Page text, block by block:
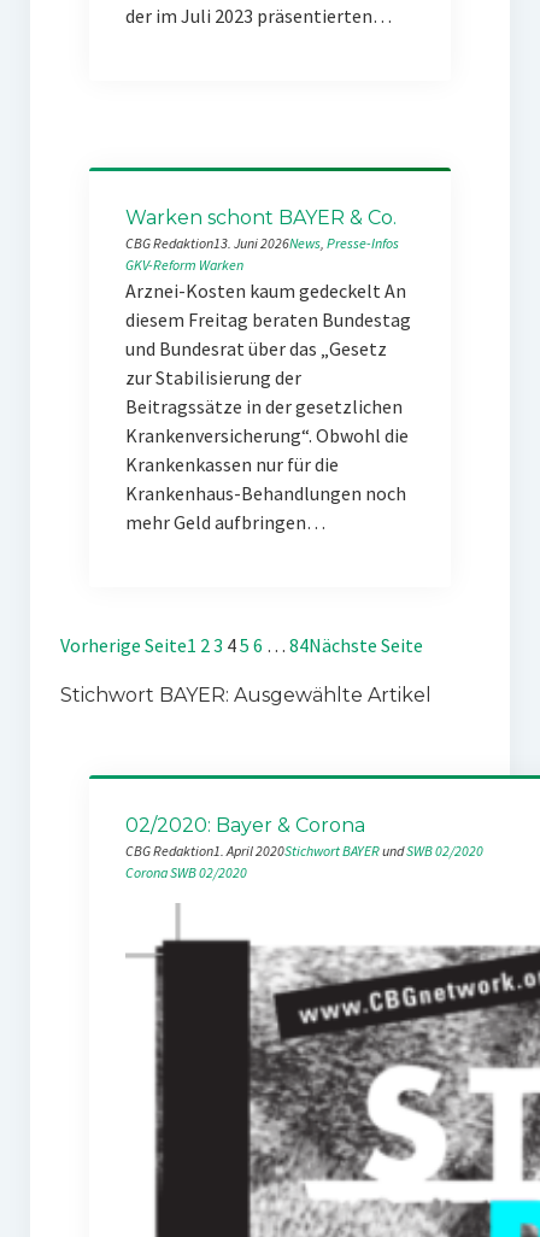
der im Juli 2023 präsentierten…
Warken schont BAYER & Co.
CBG Redaktion13. Juni 2026News, Presse-Infos
GKV-Reform Warken
Arznei-Kosten kaum gedeckelt An
diesem Freitag beraten Bundestag
und Bundesrat über das „Gesetz
zur Stabilisierung der
Beitragssätze in der gesetzlichen
Krankenversicherung“. Obwohl die
Krankenkassen nur für die
Krankenhaus-Behandlungen noch
mehr Geld aufbringen…
Vorherige Seite1 23 45 6 … 84Nächste Seite
Stichwort BAYER: Ausgewählte Artikel
02/2020: Bayer & Corona
CBG Redaktion1. April 2020Stichwort BAYER und SWB 02/2020
CoronaSWB 02/2020